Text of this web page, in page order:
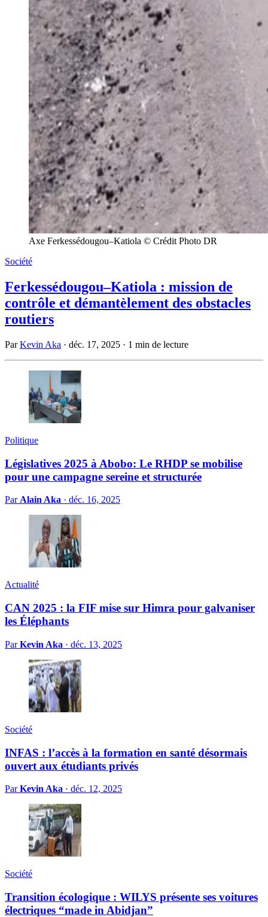
Axe Ferkessédougou–Katiola © Crédit Photo DR
Société
Ferkessédougou–Katiola : mission de
contrôle et démantèlement des obstacles
routiers
ParKevin Aka · déc. 17, 2025 · 1 min de lecture
Politique
Législatives 2025 à Abobo: Le RHDP se mobilise
pour une campagne sereine et structurée
Par Alain Aka · déc. 16, 2025
Actualité
CAN 2025 : la FIF mise sur Himra pour galvaniser
les Éléphants
ParKevin Aka · déc. 13, 2025
Société
INFAS : l’accès à la formation en santé désormais
ouvert aux étudiants privés
ParKevin Aka · déc. 12, 2025
Société
Transition écologique : WILYS présente ses voitures
électriques “made in Abidjan”